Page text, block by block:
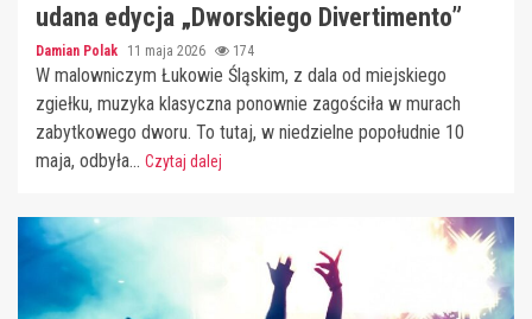
udana edycja „Dworskiego Divertimento”
Damian Polak 11 maja 2026 174
W malowniczym Łukowie Śląskim, z dala od miejskiego
zgiełku, muzyka klasyczna ponownie zagościła w murach
zabytkowego dworu. To tutaj, w niedzielne popołudnie 10
maja, odbyła... Czytaj dalej